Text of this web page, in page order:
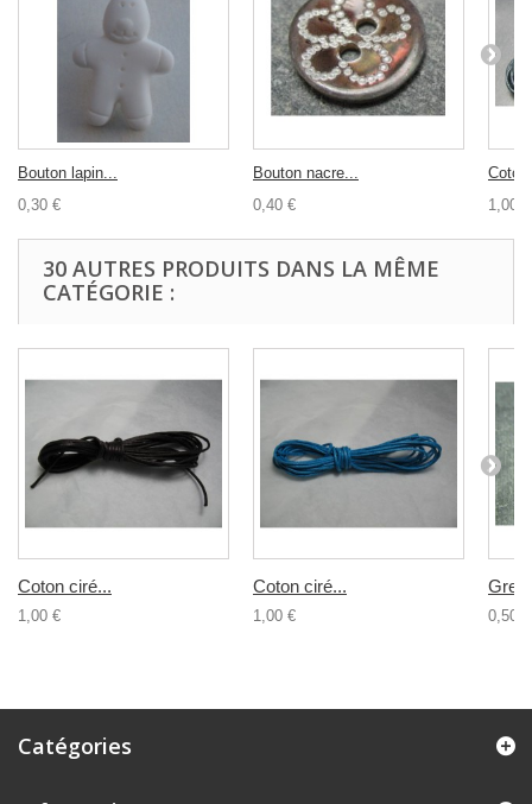
Bouton lapin...
0,30 €
Bouton nacre...
0,40 €
1,00 €
30 AUTRES PRODUITS DANS LA MÊME
CATÉGORIE :
Coton ciré...
1,00 €
Coton ciré...
1,00 € 0,50 €
Catégories